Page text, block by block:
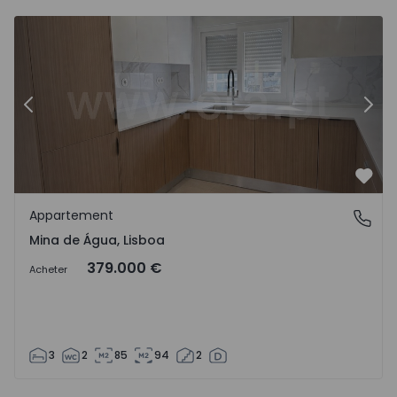
Appartement T3 Amadora, Mina de Água - 1537474 - 10
Précédent
Mina de Água, Lisboa
Appartement
Mina de Água, Lisboa
Acheter 379.000 €
3 2 85 94 2